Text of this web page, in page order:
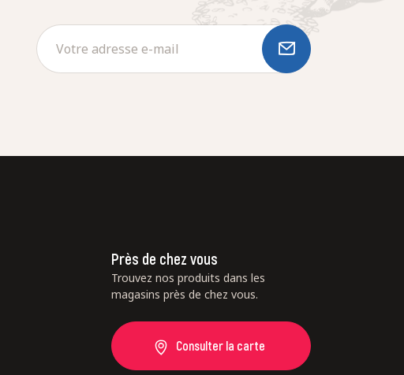
Près de chez vous
Trouvez nos produits dans les
magasins près de chez vous.
Consulter la carte